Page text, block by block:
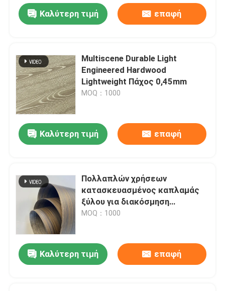
Σχετικά με εμάς
Έλεγχος ποιότητας
Επικοινωνήστε μαζί μας
Ειδήσεις
Ζητήστε μια προσφορά
Καπλαμάς από φυσικό ξύλο
Κατασκευασμένος ξύλινος καπλαμάς
Καλύτερη τιμή επαφή
Multiscene Durable Light
Engineered Hardwood
Lightweight Πάχος 0,45mm
MOQ：1000
Καλύτερη τιμή επαφή
Πολλαπλών χρήσεων
κατασκευασμένος καπλαμάς
ξύλου για διακόσμηση
ανθεκτικός στο μούχλα
MOQ：1000
Καλύτερη τιμή επαφή